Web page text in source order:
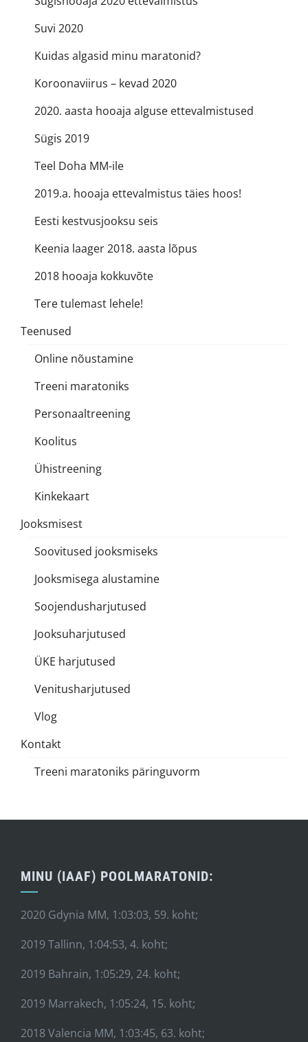
Suvi 2020
Kuidas algasid minu maratonid?
Koroonaviirus – kevad 2020
2020. aasta hooaja alguse ettevalmistused
Sügis 2019
Teel Doha MM-ile
2019.a. hooaja ettevalmistus täies hoos!
Eesti kestvusjooksu seis
Keenia laager 2018. aasta lõpus
2018 hooaja kokkuvõte
Tere tulemast lehele!
Teenused
Online nõustamine
Treeni maratoniks
Personaaltreening
Koolitus
Ühistreening
Kinkekaart
Jooksmisest
Soovitused jooksmiseks
Jooksmisega alustamine
Soojendusharjutused
Jooksuharjutused
ÜKE harjutused
Venitusharjutused
Vlog
Kontakt
Treeni maratoniks päringuvorm
MINU (IAAF) POOLMARATONID:
2020 Gdynia MM, 1:03:03, 59. koht;
2019 Tallinn, 1:04:53, 4. koht;
2019 Bahrain, 1:05:29, 24. koht;
2019 Marrakech, 1:05:24, 15. koht;
2018 Valencia MM, 1:03:45, 63. koht;